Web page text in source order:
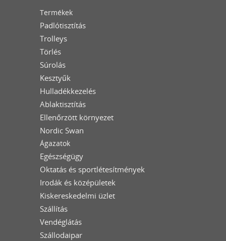
Termékek
Padlótisztítás
Trolleys
Törlés
Súrolás
Kesztyűk
Hulladékkezelés
Ablaktisztítás
Ellenőrzött környezet
Nordic Swan
Ágazatok
Egészségügy
Oktatás és sportlétesítmények
Irodák és középületek
Kiskereskedelmi üzlet
Szállítás
Vendéglátás
Szállodaipar